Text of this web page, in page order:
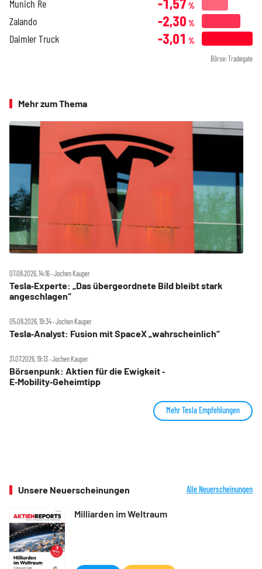
Munich Re %
Zalando -2,30 %
Daimler Truck -3,01 %
Börse: Tradegate
Mehr zum Thema
07.08.2026, 14:16 ‧ Jochen Kauper
Tesla‑Experte: „Das übergeordnete Bild bleibt stark
angeschlagen“
05.08.2026, 19:34 ‧ Jochen Kauper
Tesla‑Analyst: Fusion mit SpaceX „wahrscheinlich“
31.07.2026, 19:13 ‧ Jochen Kauper
Börsenpunk: Aktien für die Ewigkeit ‑
E‑Mobility‑Geheimtipp
Mehr Tesla Empfehlungen
Unsere Neuerscheinungen Alle Neuerscheinungen
Milliarden im Weltraum